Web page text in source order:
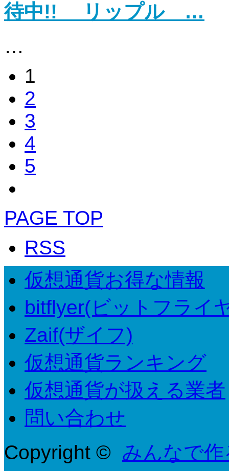
待中!! リップル …
…
1
2
3
4
5
PAGE TOP
RSS
仮想通貨お得な情報
bitflyer(ビットフライ
Zaif(ザイフ)
仮想通貨ランキング
仮想通貨が扱える業者
問い合わせ
Copyright © みんなで